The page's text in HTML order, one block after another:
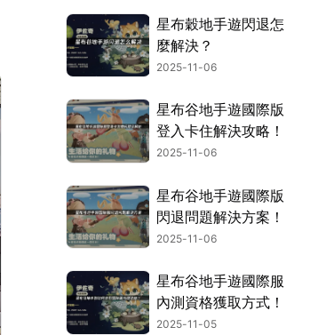
星布穀地手遊閃退怎
麼解決？
2025-11-06
星布谷地手遊國際版
登入卡住解決攻略！
2025-11-06
星布谷地手遊國際版
閃退問題解決方案！
2025-11-06
星布谷地手遊國際服
內測資格獲取方式！
2025-11-05